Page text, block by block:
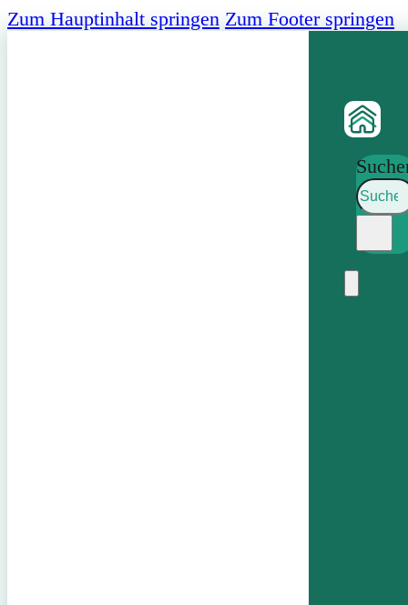
Zum Hauptinhalt springen Zum Footer springen